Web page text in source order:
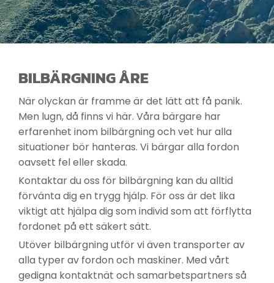
BILBÄRGNING ÅRE
När olyckan är framme är det lätt att få panik.
Men lugn, då finns vi här. Våra bärgare har
erfarenhet inom bilbärgning och vet hur alla
situationer bör hanteras. Vi bärgar alla fordon
oavsett fel eller skada.
Kontaktar du oss för bilbärgning kan du alltid
förvänta dig en trygg hjälp. För oss är det lika
viktigt att hjälpa dig som individ som att förflytta
fordonet på ett säkert sätt.
Utöver bilbärgning utför vi även transporter av
alla typer av fordon och maskiner. Med vårt
gedigna kontaktnät och samarbetspartners så